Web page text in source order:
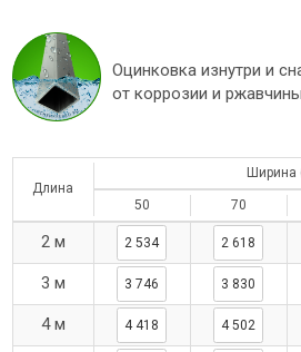
Оцинковка изнутри и
от коррозии и ржавчины
Длина
Ширина
50 70
2 м 2 534 2 618
3 м 3 746 3 830
4 м 4 418 4 502